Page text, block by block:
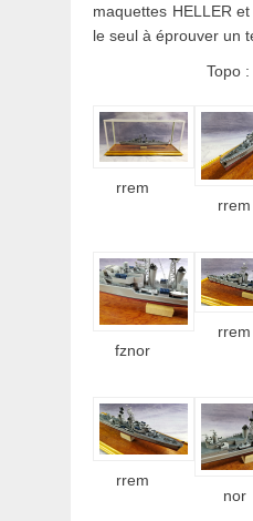
maquettes HELLER
le seul à éprouver un
Topo
rrem
rrem
fznor
rrem
rrem
nor